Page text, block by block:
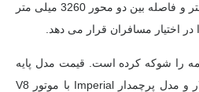
میلی متر، عرض 1998 میلی متر و فاصله بین دو محور 3260 میلی متر
در اختیار مسافران قرار می دهد.
را شوکه کرده است. قیمت مدل پایه
با موتور V6 حدود 389000 دلار و مدل پرچمدار Imperial با موتور V8